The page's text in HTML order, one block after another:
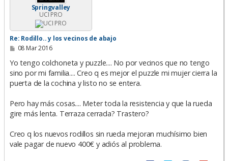
Springvalley
UCI PRO
Re: Rodillo.. y los vecinos de abajo
M
n
a
j
08 Mar 2016
Yo tengo colchoneta y puzzle.... No por vecinos que no tengo
sino por mi familia.... Creo q es mejor el puzzle mi mujer cierra la
puerta de la cochina y listo no se entera.
Pero hay más cosas.... Meter toda la resistencia y que la rueda
gire más lenta. Terraza cerrada? Trastero?
Creo q los nuevos rodillos sin rueda mejoran muchísimo bien
vale pagar de nuevo 400€ y adiós al problema.